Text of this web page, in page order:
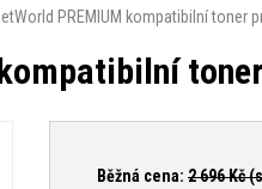
PREMIUM kompatibilní toner
Běžná cena: 2 696Kč